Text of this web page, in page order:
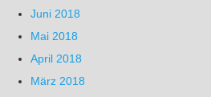
Juni 2018
Mai 2018
April 2018
März 2018